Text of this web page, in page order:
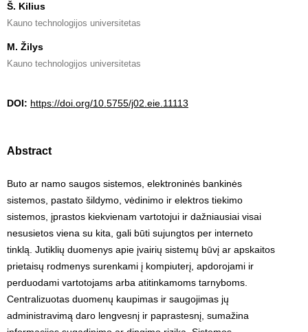
Š. Kilius
Kauno technologijos universitetas
M. Žilys
Kauno technologijos universitetas
DOI: https://doi.org/10.5755/j02.eie.11113
Abstract
Buto ar namo saugos sistemos, elektroninės bankinės
sistemos, pastato šildymo, vėdinimo ir elektros tiekimo
sistemos, įprastos kiekvienam vartotojui ir dažniausiai visai
nesusietos viena su kita, gali būti sujungtos per interneto
tinklą. Jutiklių duomenys apie įvairių sistemų būvį ar apskaitos
prietaisų rodmenys surenkami į kompiuterį, apdorojami ir
perduodami vartotojams arba atitinkamoms tarnyboms.
Centralizuotas duomenų kaupimas ir saugojimas jų
administravimą daro lengvesnį ir paprastesnį, sumažina